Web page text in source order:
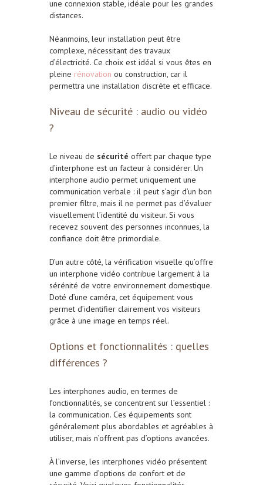
une connexion stable, idéale pour les grandes
distances.
Néanmoins, leur installation peut être
complexe, nécessitant des travaux
d’électricité. Ce choix est idéal si vous êtes en
pleine rénovation ou construction, car il
permettra une installation discrète et efficace.
Niveau de sécurité : audio ou vidéo
?
Le niveau de sécurité offert par chaque type
d’interphone est un facteur à considérer. Un
interphone audio permet uniquement une
communication verbale : il peut s’agir d’un bon
premier filtre, mais il ne permet pas d’évaluer
visuellement l’identité du visiteur. Si vous
recevez souvent des personnes inconnues, la
confiance doit être primordiale.
D’un autre côté, la vérification visuelle qu’offre
un interphone vidéo contribue largement à la
sérénité de votre environnement domestique.
Doté d’une caméra, cet équipement vous
permet d’identifier clairement vos visiteurs
grâce à une image en temps réel.
Options et fonctionnalités : quelles
différences ?
Les interphones audio, en termes de
fonctionnalités, se concentrent sur l’essentiel :
la communication. Ces équipements sont
généralement plus abordables et agréables à
utiliser, mais n’offrent pas d’options avancées.
À l’inverse, les interphones vidéo présentent
une gamme d’options de confort et de